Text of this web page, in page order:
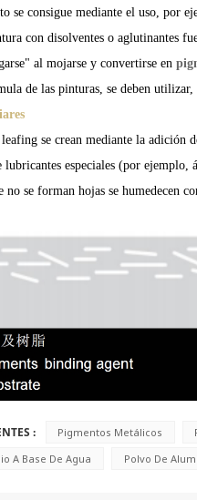
se consigue mediante el uso, por
con disolventes o aglutinantes
al mojarse y convertirse en
de las pinturas, se deben utilizar,
se crean mediante la adición
lubricantes especiales (por
no se forman hojas se humedecen
: Pigmentos Metálicos
A Base De Agua
Polvo De